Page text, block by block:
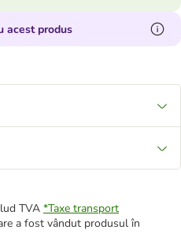
acest produs
TVA *Taxe transport
a fost vândut produsul în